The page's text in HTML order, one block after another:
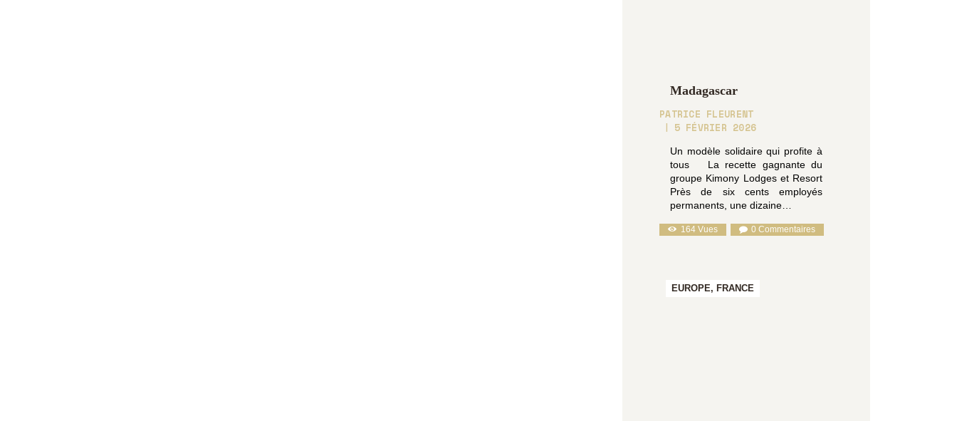
Madagascar
PATRICE FLEURENT
5 FÉVRIER 2026
Un modèle solidaire qui profite à
tous La recette gagnante du
groupe Kimony Lodges et Resort
Près de six cents employés
permanents, une dizaine…
164 Vues 0 Commentaires
EUROPE, FRANCE